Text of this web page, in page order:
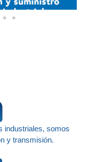
industriales, somos
y transmisión.